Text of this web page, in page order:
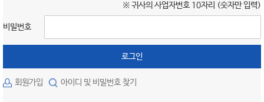
※ 귀사의 사업자번호 10자리 (숫자만 입력)
비밀번호
로그인
회원가입 아이디 및 비밀번호 찾기